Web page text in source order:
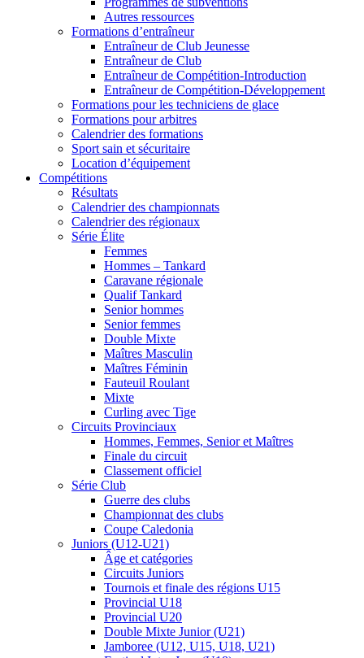
Autres ressources
Formations d’entraîneur
Entraîneur de Club Jeunesse
Entraîneur de Club
Entraîneur de Compétition-Introduction
Entraîneur de Compétition-Développement
Formations pour les techniciens de glace
Formations pour arbitres
Calendrier des formations
Sport sain et sécuritaire
Location d’équipement
Compétitions
Résultats
Calendrier des championnats
Calendrier des régionaux
Série Élite
Femmes
Hommes – Tankard
Caravane régionale
Qualif Tankard
Senior hommes
Senior femmes
Double Mixte
Maîtres Masculin
Maîtres Féminin
Fauteuil Roulant
Mixte
Curling avec Tige
Circuits Provinciaux
Hommes, Femmes, Senior et Maîtres
Finale du circuit
Classement officiel
Série Club
Guerre des clubs
Championnat des clubs
Coupe Caledonia
Juniors (U12-U21)
Âge et catégories
Circuits Juniors
Tournois et finale des régions U15
Provincial U18
Provincial U20
Double Mixte Junior (U21)
Jamboree (U12, U15, U18, U21)